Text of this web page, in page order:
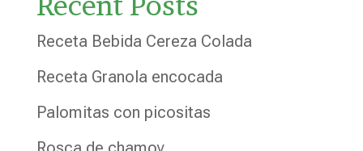
Receta Bebida Cereza Colada
Receta Granola encocada
Palomitas con picositas